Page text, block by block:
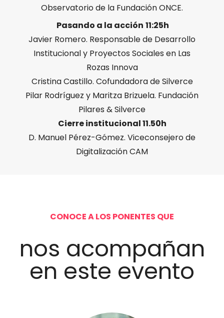
Observatorio de la Fundación ONCE.
Pasando a la acción 11:25h
Javier Romero. Responsable de Desarrollo
Institucional y Proyectos Sociales en Las
Rozas Innova
Cristina Castillo. Cofundadora de Silverce
Pilar Rodríguez y Maritza Brizuela. Fundación
Pilares & Silverce
Cierre institucional 11.50h
D. Manuel Pérez-Gómez. Viceconsejero de
Digitalización CAM
CONOCE A LOS PONENTES QUE
nos acompañan
en este evento